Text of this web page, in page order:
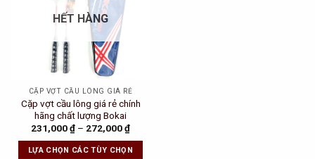
HẾT HÀNG
CẶP VỢT CẦU LÔNG GIÁ RẺ
Cặp vợt cầu lông giá rẻ chính
hãng chất lượng Bokai
231,000₫ – 272,000₫
LỰA CHỌN CÁC TÙY CHỌN